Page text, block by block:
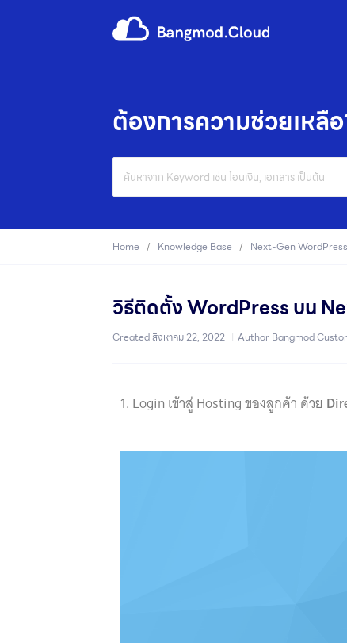
ต้องการความช่วยเหลื
For
Home Knowledge Base Next-Gen
วิธีติดตั้ง WordPress บน
Createdสิงหาคม 22, 2022 Author Bangmod
1. Login เข้าสู่ Hosting ของลูกค้า ด้วย